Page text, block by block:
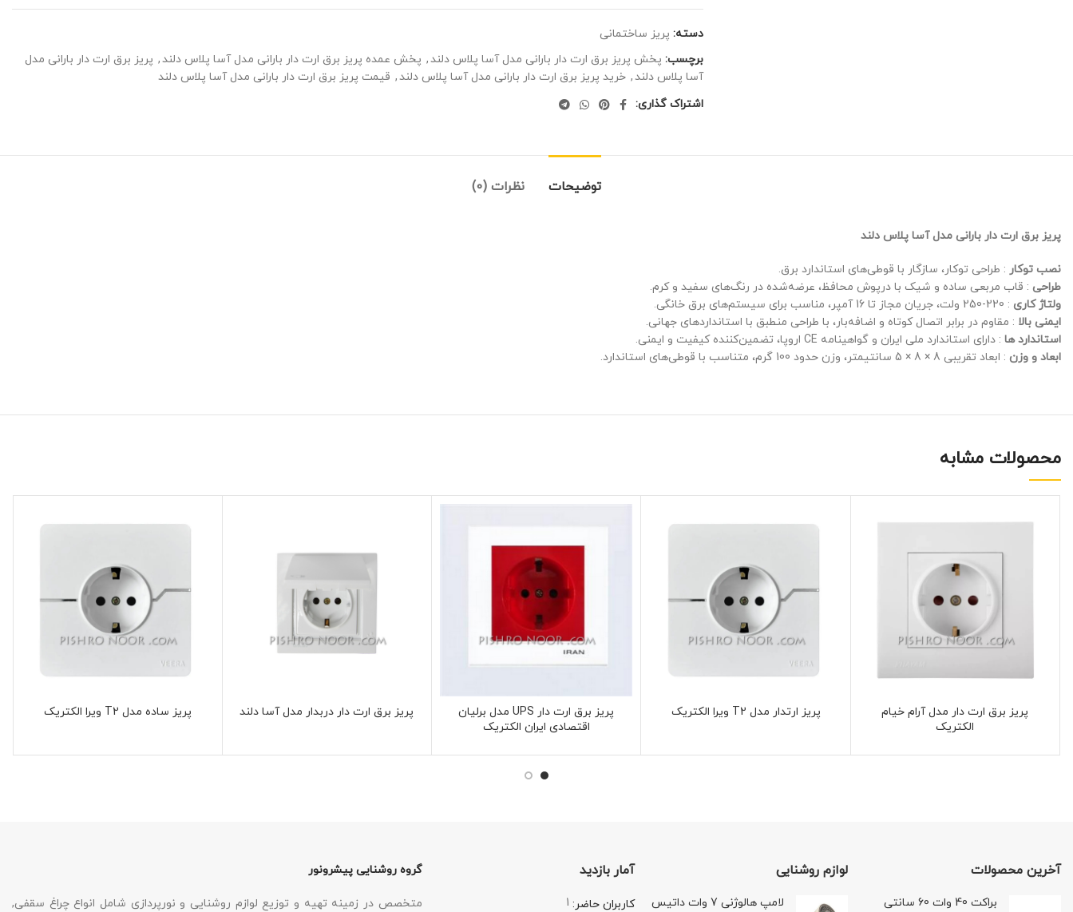
دسته: پریز ساختمانی
برچسب: پخش پریز برق ارت دار بارانی مدل آسا پلاس دلند, پخش عمده پریز برق ارت دار بارانی مدل آسا پلاس دلند, پریز برق ارت دار بارانی مدل
آسا پلاس دلند, خرید پریز برق ارت دار بارانی مدل آسا پلاس دلند, قیمت پریز برق ارت دار بارانی مدل آسا پلاس دلند
اشتراک گذاری:
توضیحات نظرات (0)
پریز برق ارت دار بارانی مدل آسا پلاس دلند
نصب توکار : طراحی توکار، سازگار با قوطی‌های استاندارد برق.
طراحی : قاب مربعی ساده و شیک با درپوش محافظ، عرضه‌شده در رنگ‌های سفید و کرم.
ولتاژ کاری : 220-250 ولت، جریان مجاز تا 16 آمپر، مناسب برای سیستم‌های برق خانگی.
ایمنی بالا : مقاوم در برابر اتصال کوتاه و اضافه‌بار، با طراحی منطبق با استانداردهای جهانی.
استاندارد ها : دارای استاندارد ملی ایران و گواهینامه CE اروپا، تضمین‌کننده کیفیت و ایمنی.
ابعاد و وزن : ابعاد تقریبی 8 × 8 × 5 سانتیمتر، وزن حدود 100 گرم، متناسب با قوطی‌های استاندارد.
محصولات مشابه
پریز برق ارت دار مدل آرام خیام
الکتریک
پریز ارتدار مدل T2 ویرا الکتریک
پریز برق ارت دار UPS مدل برلیان
اقتصادی ایران الکتریک
پریز برق ارت دار دربدار مدل آسا دلند پریز ساده مدل T2 ویرا الکتریک
آخرین محصولات
براکت 40 وات 60 سانتی
لوازم روشنایی
لامپ هالوژنی 7 وات داتیس
آمار بازدید
کاربران حاضر: 1
گروه روشنایی پیشرونور
متخصص در زمینه تهیه و توزیع لوازم روشنایی و نورپردازی شامل انواع چراغ سقفی,